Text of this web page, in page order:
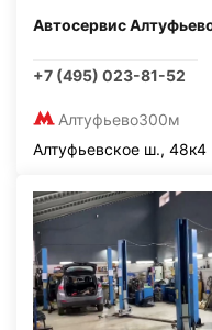
Автосервис
+7 (495) 023-81-52
Алтуфьево300м
Алтуфьевское ш., 48к4